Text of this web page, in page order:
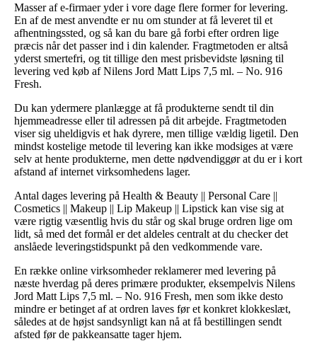
Masser af e-firmaer yder i vore dage flere former for levering.
En af de mest anvendte er nu om stunder at få leveret til et
afhentningssted, og så kan du bare gå forbi efter ordren lige
præcis når det passer ind i din kalender. Fragtmetoden er altså
yderst smertefri, og tit tillige den mest prisbevidste løsning til
levering ved køb af Nilens Jord Matt Lips 7,5 ml. – No. 916
Fresh.
Du kan ydermere planlægge at få produkterne sendt til din
hjemmeadresse eller til adressen på dit arbejde. Fragtmetoden
viser sig uheldigvis et hak dyrere, men tillige vældig ligetil. Den
mindst kostelige metode til levering kan ikke modsiges at være
selv at hente produkterne, men dette nødvendiggør at du er i kort
afstand af internet virksomhedens lager.
Antal dages levering på Health & Beauty || Personal Care ||
Cosmetics || Makeup || Lip Makeup || Lipstick kan vise sig at
være rigtig væsentlig hvis du står og skal bruge ordren lige om
lidt, så med det formål er det aldeles centralt at du checker det
anslåede leveringstidspunkt på den vedkommende vare.
En række online virksomheder reklamerer med levering på
næste hverdag på deres primære produkter, eksempelvis Nilens
Jord Matt Lips 7,5 ml. – No. 916 Fresh, men som ikke desto
mindre er betinget af at ordren laves før et konkret klokkeslæt,
således at de højst sandsynligt kan nå at få bestillingen sendt
afsted før de pakkeansatte tager hjem.